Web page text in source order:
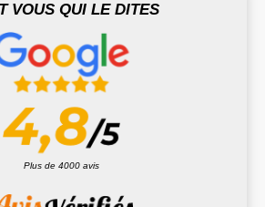
VOUS QUI LE DITES
Plus de 4000 avis